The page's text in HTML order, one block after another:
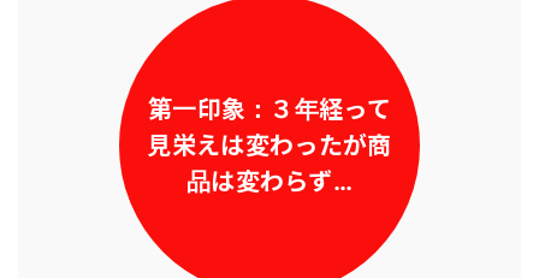
第一印象：３年経って
見栄えは変わったが商
品は変わらず…